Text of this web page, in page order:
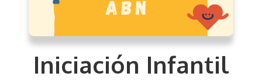
Iniciación Infantil